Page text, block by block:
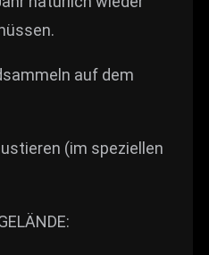
auf dem
(im speziellen